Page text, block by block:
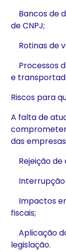
Bancos de
de CNPJ;
Rotinas de
Processos
e
Riscos para
A falta de
das
Rejeição de
Interrupção
Impactos
fiscais;
Aplicação
legislação.